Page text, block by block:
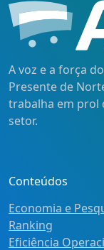
A voz e a força
Presente de
trabalha em prol
setor.
Conteúdos
Economia e
Ranking
Eficiência